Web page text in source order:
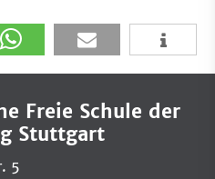
Freie Schule der
Stuttgart
5